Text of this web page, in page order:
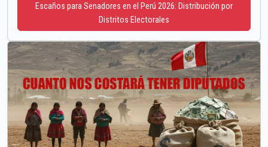
Escaños para Senadores en el Perú 2026: Distribución por
Distritos Electorales